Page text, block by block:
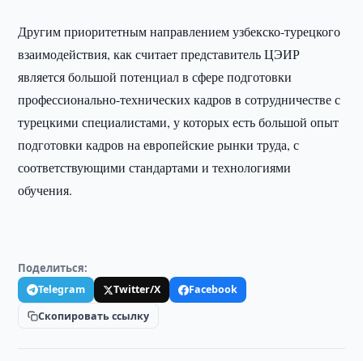
Другим приоритетным направлением узбекско-турецкого
взаимодействия, как считает представитель ЦЭИР
является большой потенциал в сфере подготовки
профессионально-технических кадров в сотрудничестве с
турецкими специалистами, у которых есть большой опыт
подготовки кадров на европейские рынки труда, с
соответствующими стандартами и технологиями
обучения.
Поделиться:
Telegram Twitter/X
Facebook
Скопировать ссылку